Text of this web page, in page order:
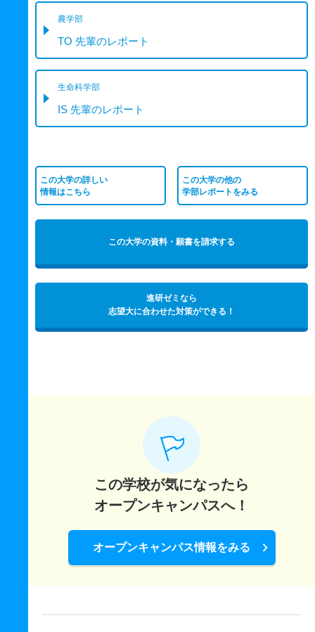
農学部
TO 先輩のレポート
生命科学部
IS 先輩のレポート
この大学の詳しい
情報はこちら
この大学の他の
学部レポートをみる
この大学の資料・願書を請求する
進研ゼミなら
志望大に合わせた対策ができる！
この学校が気になったら
オープンキャンパスへ！
オープンキャンパス情報をみる